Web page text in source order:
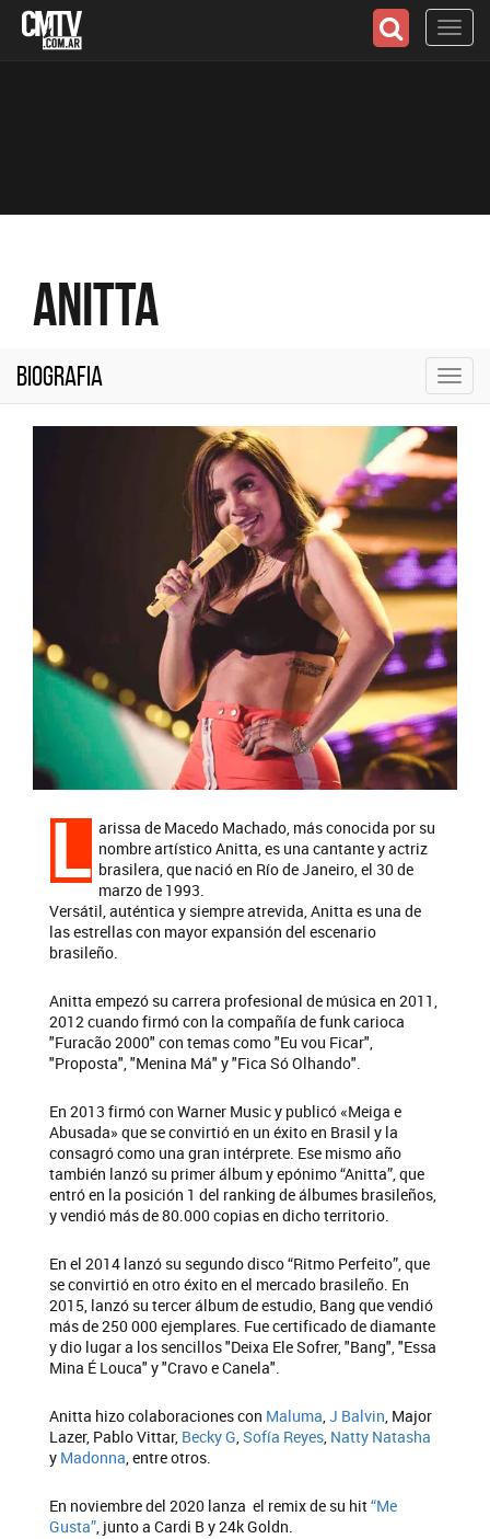
Anitta
Biografia
L arissa de Macedo Machado, ​más conocida por su
nombre artístico Anitta, es una cantante y actriz
brasilera, que nació en Río de Janeiro, el 30 de
marzo de 1993.
Versátil, auténtica y siempre atrevida, Anitta es una de
las estrellas con mayor expansión del escenario
brasileño.
Anitta empezó su carrera profesional de música en 2011,
2012 cuando firmó con la compañía de funk carioca
"Furacão 2000" con temas como "Eu vou Ficar",
"Proposta", "Menina Má" y "Fica Só Olhando".
En 2013 firmó con Warner Music y publicó «Meiga e
Abusada» que se convirtió en un éxito en Brasil y la
consagró como una gran intérprete. Ese mismo año
también lanzó su primer álbum y epónimo “Anitta”,​ que
entró en la posición 1 del ranking de álbumes brasileños,​
y vendió más de 80.000 copias en dicho territorio.
En el 2014 lanzó su segundo disco “Ritmo Perfeito”, que
se convirtió en otro éxito en el mercado brasileño. En
2015, lanzó su tercer álbum de estudio, Bang que vendió
más de 250 000 ejemplares. Fue certificado de diamante
y dio lugar a los sencillos "Deixa Ele Sofrer, "Bang", "Essa
Mina É Louca" y "Cravo e Canela".
Anitta hizo colaboraciones con Maluma,J Balvin, Major
Lazer, Pablo Vittar, Becky G,Sofía Reyes, Natty Natasha
y Madonna, entre otros.
En noviembre del 2020 lanza el remix de su hit“Me
Gusta”, junto a Cardi B y 24k Goldn.